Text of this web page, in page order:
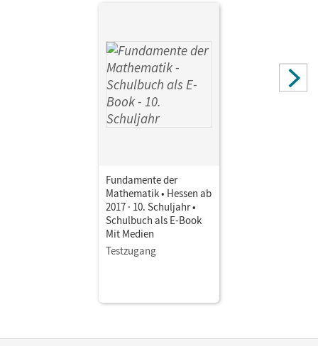
Fundamente der
Mathematik • Hessen ab
2017 · 10. Schuljahr •
Schulbuch als E-Book
Mit Medien
Testzugang